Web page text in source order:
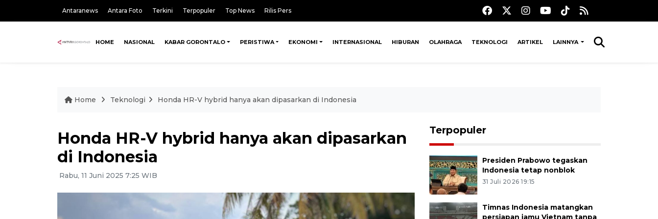
Antaranews Antara Foto Terkini Terpopuler Top News Rilis Pers
HOME NASIONAL KABAR GORONTALO PERISTIWA EKONOMI INTERNASIONAL HIBURAN OLAHRAGA TEKNOLOGI ARTIKEL LAINNYA
Home Teknologi Honda HR-V hybrid hanya akan dipasarkan di Indonesia
Honda HR-V hybrid hanya akan dipasarkan
di Indonesia
Rabu, 11 Juni 2025 7:25 WIB
Terpopuler
Presiden Prabowo tegaskan
Indonesia tetap nonblok
31 Juli 2026 19:15
Timnas Indonesia matangkan
persiapan jamu Vietnam tanpa